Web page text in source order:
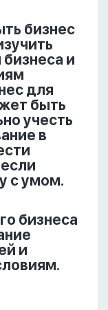
бизнес
и
для
быть
учесть
в
с умом.
бизнеса
и